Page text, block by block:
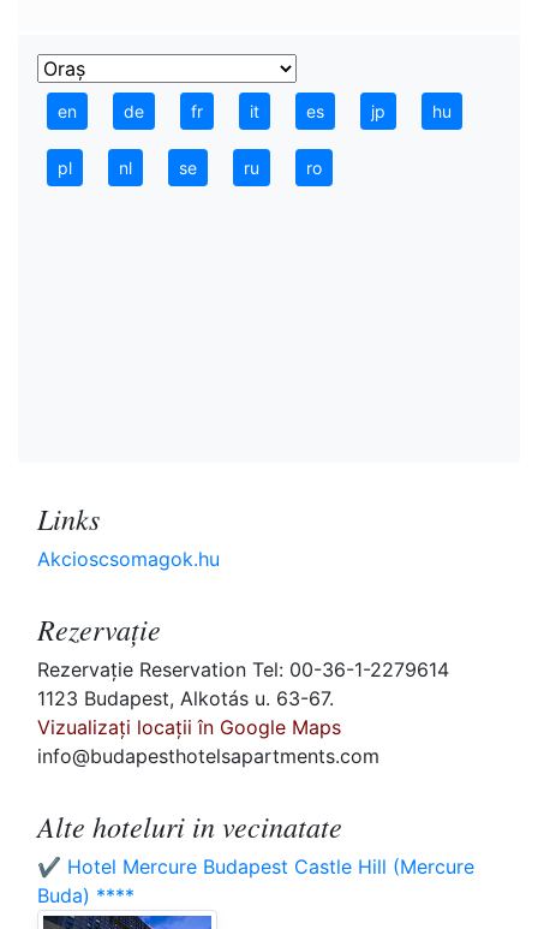
en de fr it es jp hu
pl nl se ru ro
Links
Akcioscsomagok.hu
Rezervaţie
Rezervaţie Reservation Tel: 00-36-1-2279614
1123 Budapest, Alkotás u. 63-67.
Vizualizați locații în Google Maps
info@budapesthotelsapartments.com
Alte hoteluri in vecinatate
✔️ Hotel Mercure Budapest Castle Hill (Mercure
Buda) ****